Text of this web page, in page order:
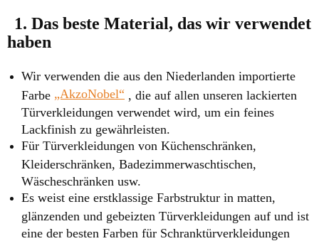
1. Das beste Material, das wir verwendet
haben
Wir verwenden die aus den Niederlanden importierte
Farbe „AkzoNobel“ , die auf allen unseren lackierten
Türverkleidungen verwendet wird, um ein feines
Lackfinish zu gewährleisten.
Für Türverkleidungen von Küchenschränken,
Kleiderschränken, Badezimmerwaschtischen,
Wäscheschränken usw.
Es weist eine erstklassige Farbstruktur in matten,
glänzenden und gebeizten Türverkleidungen auf und ist
eine der besten Farben für Schranktürverkleidungen